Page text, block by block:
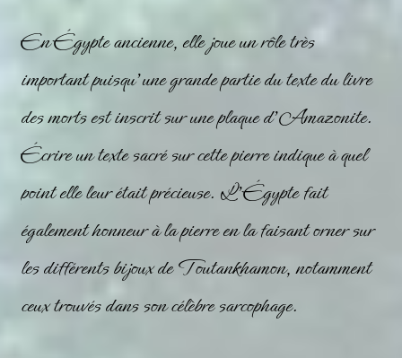
En Égypte ancienne, elle joue un rôle très
important puisqu’une grande partie du texte du livre
des morts est inscrit sur une plaque d’Amazonite.
Écrire un texte sacré sur cette pierre indique à quel
point elle leur était précieuse. L’Égypte fait
également honneur à la pierre en la faisant orner sur
les différents bijoux de Toutankhamon, notamment
ceux trouvés dans son célèbre sarcophage.